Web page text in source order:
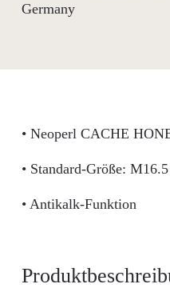
Germany
• Neoperl CACHE
• Standard-Größe: M16.5
• Antikalk-Funktion